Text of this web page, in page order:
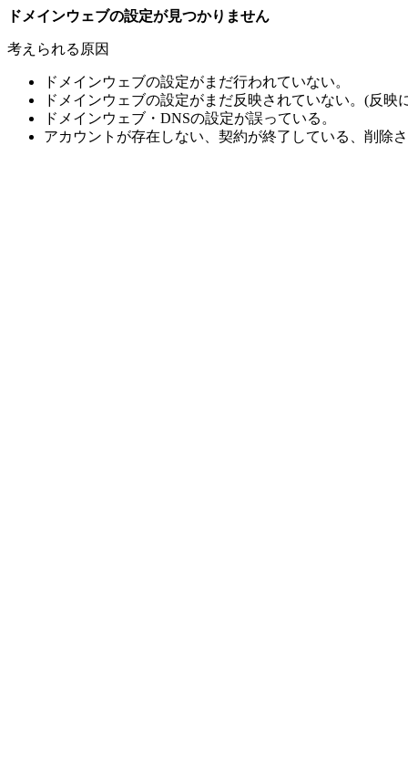
ドメインウェブの設定が見つかりません
考えられる原因
ドメインウェブの設定がまだ行われていない。
ドメインウェブの設定がまだ反映されていない。(反
ドメインウェブ・DNSの設定が誤っている。
アカウントが存在しない、契約が終了している、削除